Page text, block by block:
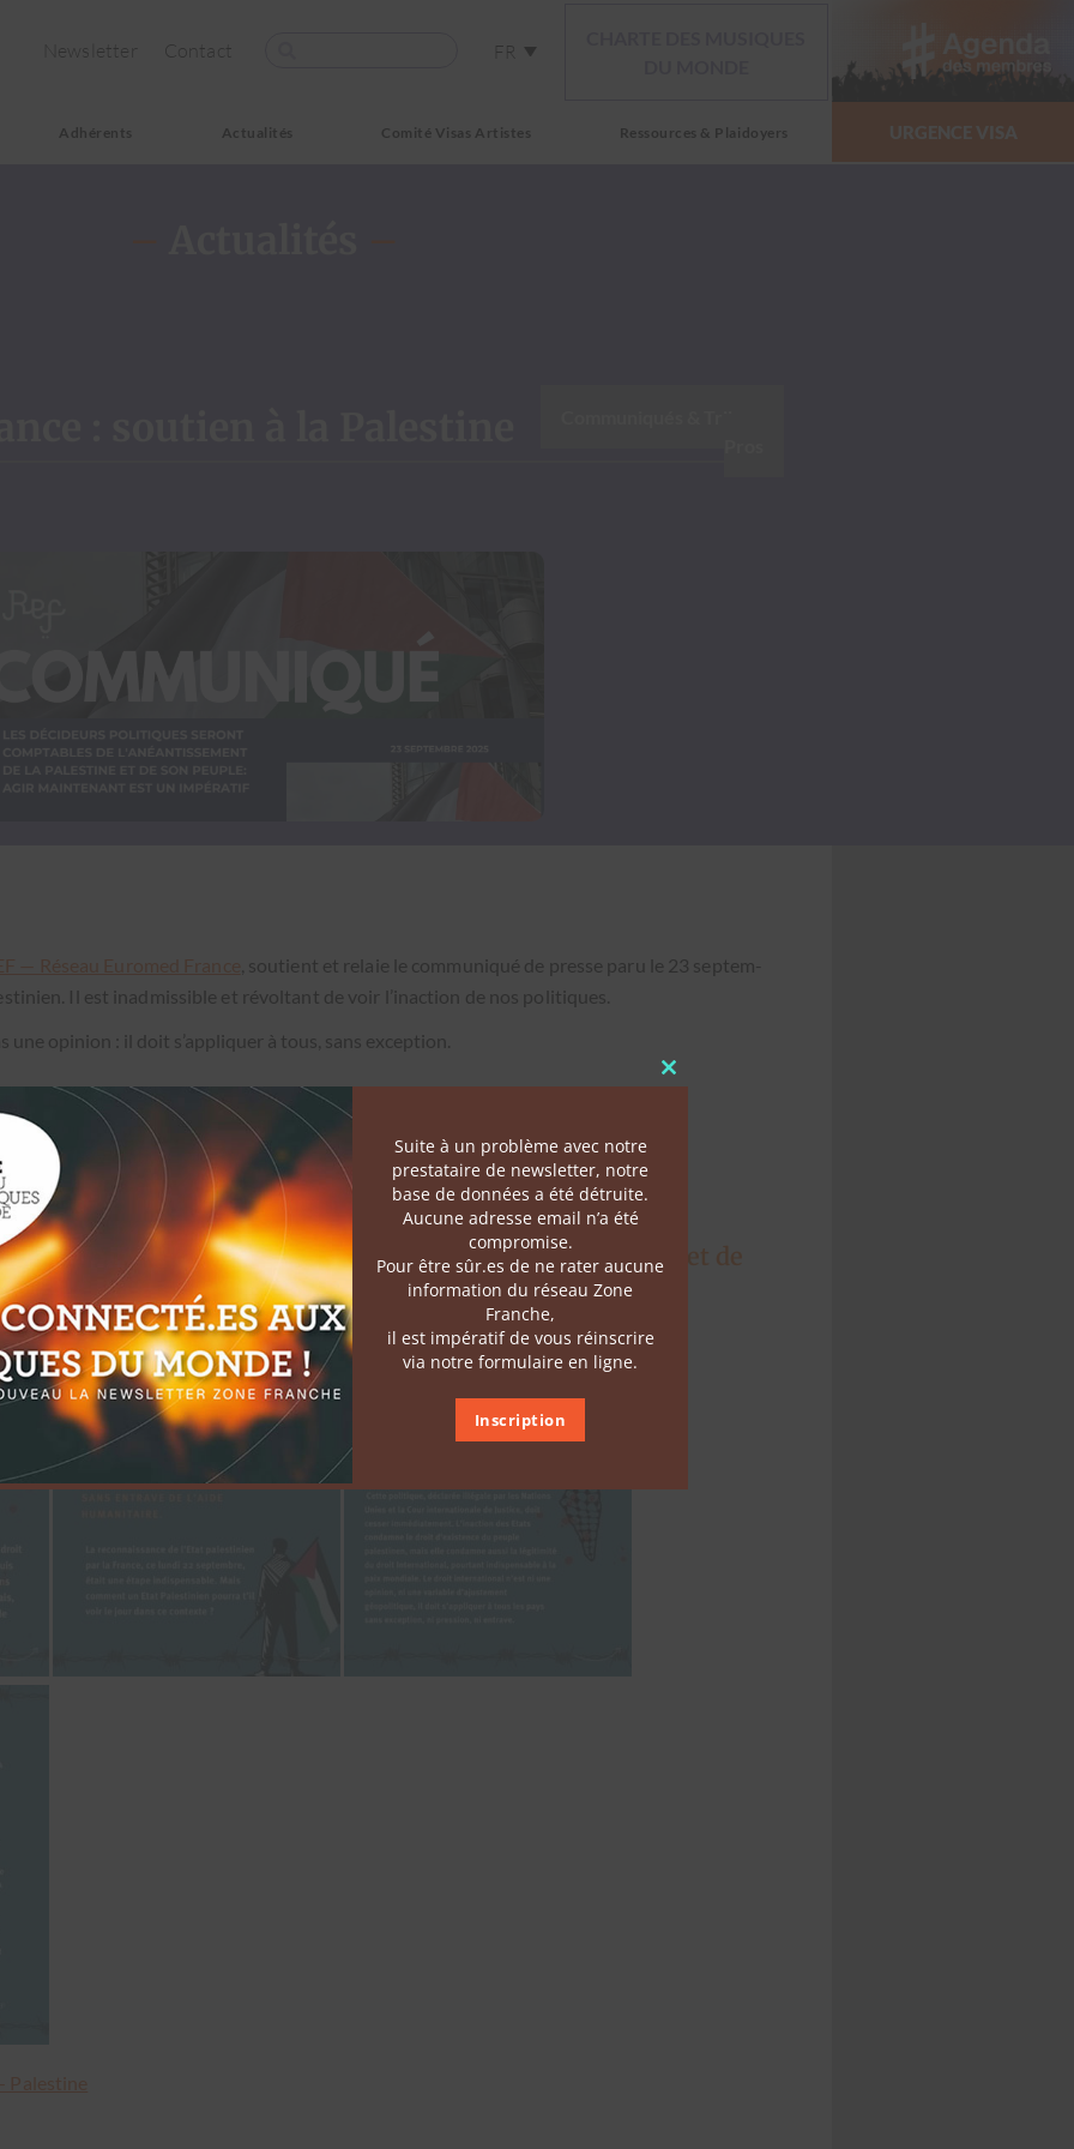
Newsletter Contact FR
Adhérents Actualités Comité Visas Artistes Ressources & Plaidoyers
— Réseau Euromed France , sou­tient et relaie le com­mu­niqué de presse paru le 23 sep­tem­
Il est inad­mis­si­ble et révoltant de voir l’i­n­ac­tion de nos poli­tiques.
une opin­ion : il doit s’appliquer à tous, sans excep­tion.
per­ma­nent.
de l’aide human­i­taire.
que les vio­la­tions du droit inter­na­tion­al per­durent.
Le temps des actes est venu.
seront comptables de l’anéantissement de la Palestine et de
est impératif
Pales­tine
Close this module
Suite à un problème avec notre
prestataire de newsletter, notre
base de données a été détruite.
Aucune adresse email n’a été
compromise.
Pour être sûr.es de ne rater aucune
information du réseau Zone
Franche,
il est impératif de vous réinscrire
via notre formulaire en ligne.
Inscription